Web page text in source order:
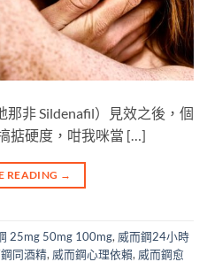
非 Sildenafil）見效之後，個
掂硬度，咁我咪當 […]
READING →
25mg 50mg 100mg, 威而鋼24小時
同酒精, 威而鋼心理依賴, 威而鋼愈